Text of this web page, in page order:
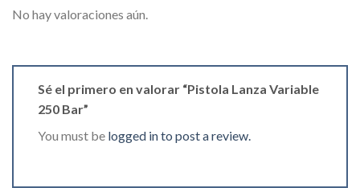
No hay valoraciones aún.
Sé el primero en valorar “Pistola Lanza Variable
250 Bar”
You must be logged in to post a review.